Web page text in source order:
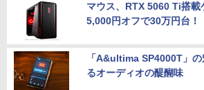
マウス、RTX 5060 Ti搭載
5,000円オフで30万円台！
「A&ultima SP4000T」
るオーディオの醍醐味